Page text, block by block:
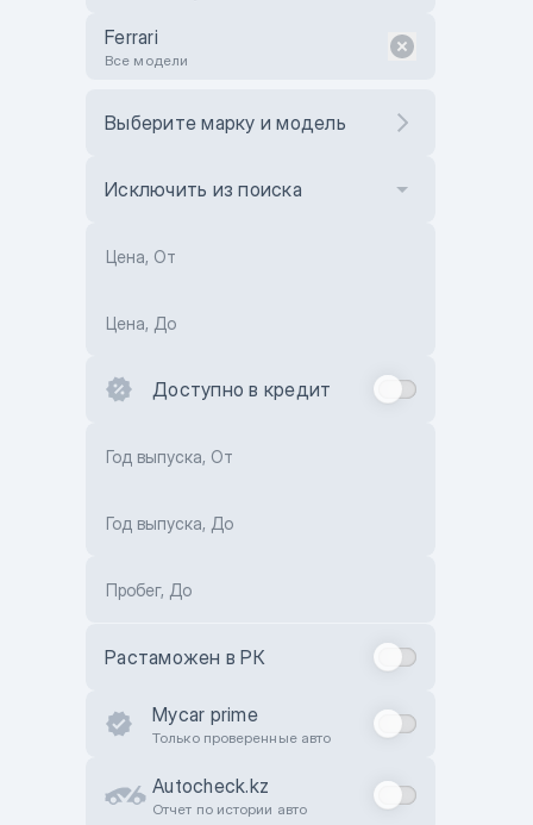
Ferrari
Все модели
Выберите марку и модель
Исключить из поиска
Цена, От
Цена, До
Доступно в кредит
Год выпуска, От
Год выпуска, До
Пробег, До
Растаможен в РК
Mycar prime
Только проверенные авто
Autocheck.kz
Отчет по истории авто